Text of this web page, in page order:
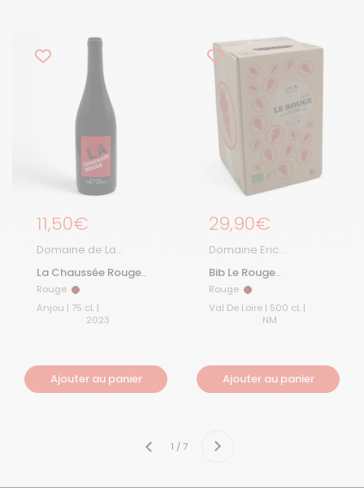
Prix régulier
11,50€
Domaine de La
Grange aux Belles
La Chaussée Rouge
2023
Rouge Rouge
Anjou | 75 cL |
2023
Ajouter au panier
Prix régulier
29,90€
Domaine Eric
Bib Le Rouge
Chevalier
Rouge Rouge
Val De Loire | 500 cL |
NM
Ajouter au panier
Précédent 1 / 7 Suivant